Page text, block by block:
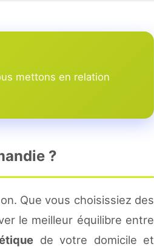
mettons en relation
?
Que vous choisissiez des
le meilleur équilibre entre
de votre domicile et